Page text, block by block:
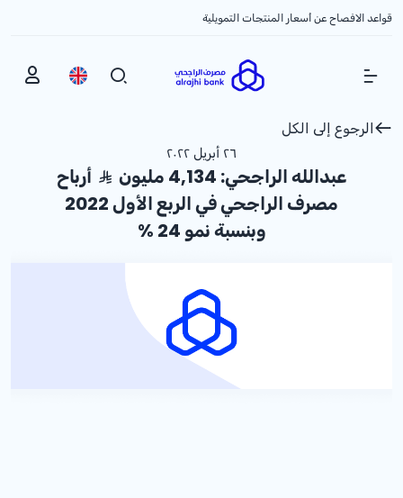
قواعد الافصاح عن أسعار المنتجات التمويلية
Show Menu
الرجوع إلى الكل
٢٦ أبريل ٢٠٢٢
عبدالله الراجحي: 4,134 مليون
أرباح
مصرف الراجحي في الربع الأول 2022
وبنسبة نمو % 24